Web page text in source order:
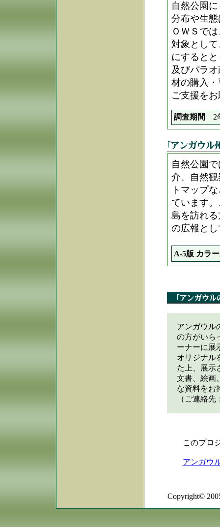
自然公園
分布や生
ＯＷＳで
対象とし
にすると
及びパラ
材の購入
ご支援を
調査期間 2
自然公園
介、自然
トマップ
ています
島を訪れ
の広報と
A-5版 カラ
アンガウル
の方がいら
ーナーに展
オリジナル
た上、展示
文書、絵画
な資料をお
（ご連絡
このプロ
アンガウ
Copyright©